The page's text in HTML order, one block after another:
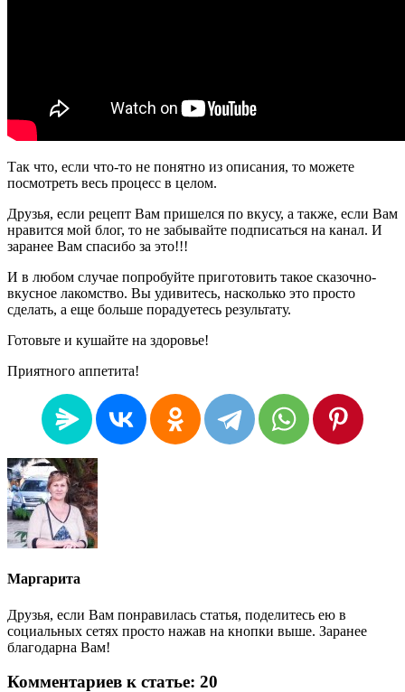
Так что, если что-то не понятно из описания, то можете
посмотреть весь процесс в целом.
Друзья, если рецепт Вам пришелся по вкусу, а также, если Вам
нравится мой блог, то не забывайте подписаться на канал. И
заранее Вам спасибо за это!!!
И в любом случае попробуйте приготовить такое сказочно-
вкусное лакомство. Вы удивитесь, насколько это просто
сделать, а еще больше порадуетесь результату.
Готовьте и кушайте на здоровье!
Приятного аппетита!
Маргарита
Друзья, если Вам понравилась статья, поделитесь ею в
социальных сетях просто нажав на кнопки выше. Заранее
благодарна Вам!
Комментариев к статье: 20